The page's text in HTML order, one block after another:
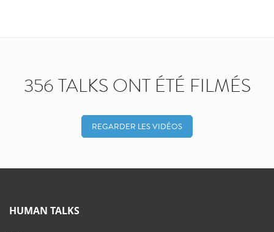
356 TALKS ONT ÉTÉ FILMÉS
REGARDER LES VIDÉOS
HUMAN TALKS